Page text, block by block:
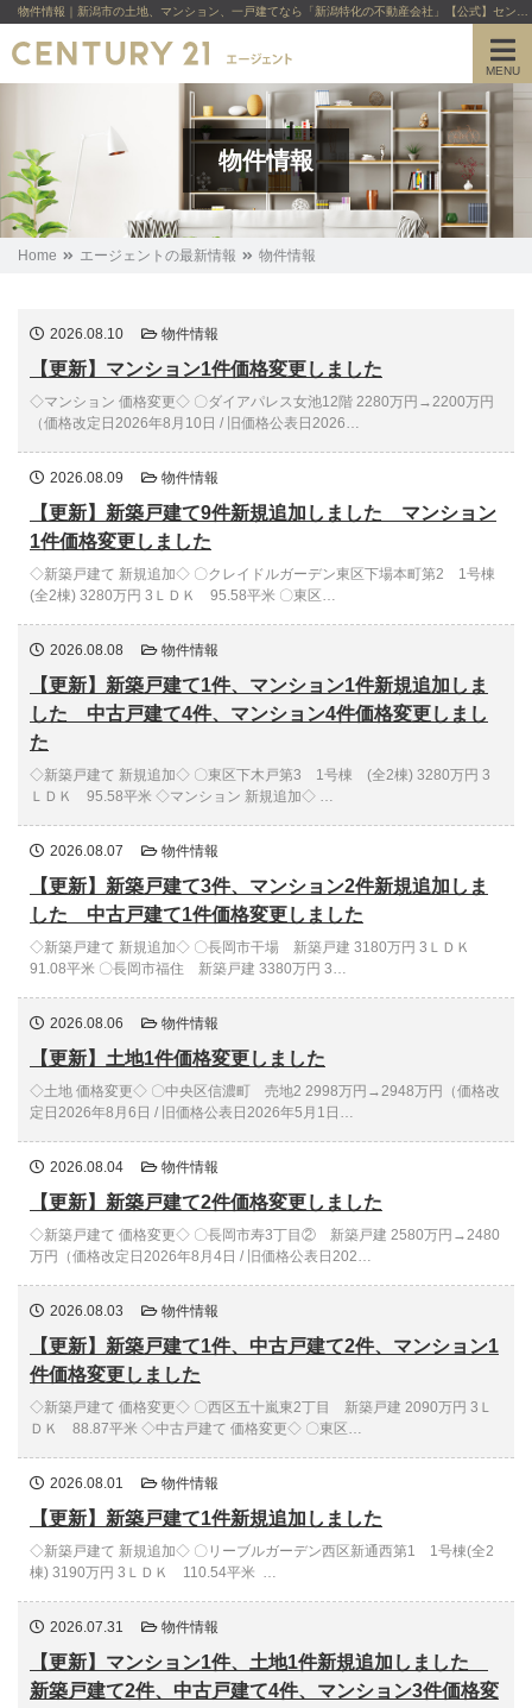
MENU
物件情報
Home エージェントの最新情報 物件情報
2026.08.10 物件情報
【更新】マンション1件価格変更しました
◇マンション 価格変更◇ 〇ダイアパレス女池12階 2280万円→2200万円
（価格改定日2026年8月10日 / 旧価格公表日2026…
2026.08.09 物件情報
【更新】新築戸建て9件新規追加しました マンション
1件価格変更しました
◇新築戸建て 新規追加◇ 〇クレイドルガーデン東区下場本町第2 1号棟
(全2棟) 3280万円 3ＬＤＫ 95.58平米 〇東区…
2026.08.08 物件情報
【更新】新築戸建て1件、マンション1件新規追加しま
した 中古戸建て4件、マンション4件価格変更しまし
た
◇新築戸建て 新規追加◇ 〇東区下木戸第3 1号棟 (全2棟) 3280万円 3
ＬＤＫ 95.58平米 ◇マンション 新規追加◇ …
2026.08.07 物件情報
【更新】新築戸建て3件、マンション2件新規追加しま
した 中古戸建て1件価格変更しました
◇新築戸建て 新規追加◇ 〇長岡市干場 新築戸建 3180万円 3ＬＤＫ
91.08平米 〇長岡市福住 新築戸建 3380万円 3…
2026.08.06 物件情報
【更新】土地1件価格変更しました
◇土地 価格変更◇ 〇中央区信濃町 売地2 2998万円→2948万円（価格改
定日2026年8月6日 / 旧価格公表日2026年5月1日…
2026.08.04 物件情報
【更新】新築戸建て2件価格変更しました
◇新築戸建て 価格変更◇ 〇長岡市寿3丁目② 新築戸建 2580万円→2480
万円（価格改定日2026年8月4日 / 旧価格公表日202…
2026.08.03 物件情報
【更新】新築戸建て1件、中古戸建て2件、マンション1
件価格変更しました
◇新築戸建て 価格変更◇ 〇西区五十嵐東2丁目 新築戸建 2090万円 3Ｌ
ＤＫ 88.87平米 ◇中古戸建て 価格変更◇ 〇東区…
2026.08.01 物件情報
【更新】新築戸建て1件新規追加しました
◇新築戸建て 新規追加◇ 〇リーブルガーデン西区新通西第1 1号棟(全2
棟) 3190万円 3ＬＤＫ 110.54平米 …
2026.07.31 物件情報
【更新】マンション1件、土地1件新規追加しました
新築戸建て2件、中古戸建て4件、マンション3件価格変